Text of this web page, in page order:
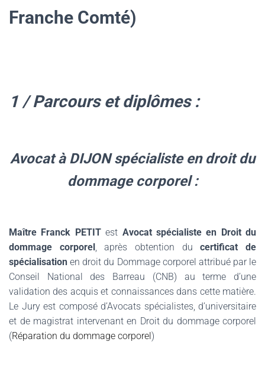
Franche Comté)
1 / Parcours et diplômes :
Avocat à DIJON spécialiste en droit du
dommage corporel :
Maître Franck PETIT est Avocat spécialiste en Droit du
dommage corporel, après obtention ducertificat de
spécialisation en droit du Dommage corporel attribué par le
Conseil National des Barreau (CNB) au terme d’une
validation des acquis et connaissances dans cette matière.
Le Jury est composé d’Avocats spécialistes, d’universitaire
et de magistrat intervenant en Droit du dommage corporel
(Réparation du dommage corporel)